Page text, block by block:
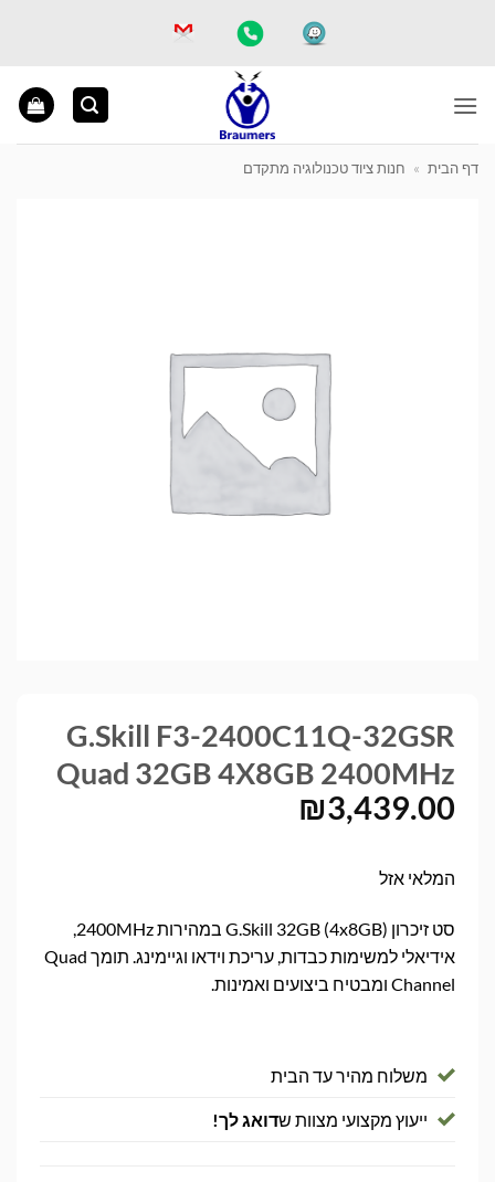
דף הבית » חנות ציוד טכנולוגיה מתקדם
G.Skill F3-2400C11Q-32GSR
Quad 32GB 4X8GB 2400MHz
₪3,439.00
המלאי אזל
סט זיכרון G.Skill 32GB (4x8GB) במהירות 2400MHz,
אידיאלי למשימות כבדות, עריכת וידאו וגיימינג. תומך Quad
Channel ומבטיח ביצועים ואמינות.
משלוח מהיר עד הבית
ייעוץ מקצועי מצוות שדואג לך!